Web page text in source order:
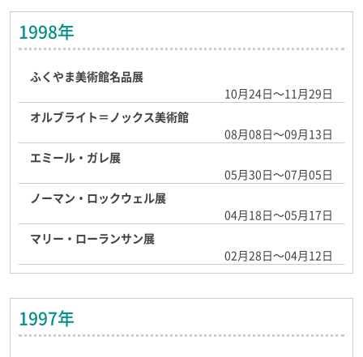
1998年
ふくやま美術館名品展
10月24日～11月29日
オルブライト＝ノックス美術館
08月08日～09月13日
エミール・ガレ展
05月30日～07月05日
ノーマン・ロックウェル展
04月18日～05月17日
マリー・ローランサン展
02月28日～04月12日
1997年